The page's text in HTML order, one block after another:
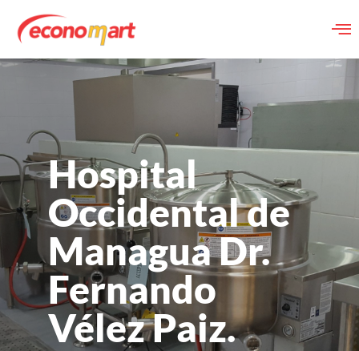
Hospital
Occidental de
Managua Dr.
Fernando
Vélez Paiz.